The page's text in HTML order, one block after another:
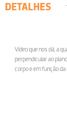
DETALHES
Vídeo que nos dá, a
perpendicular ao
corpo e em função da